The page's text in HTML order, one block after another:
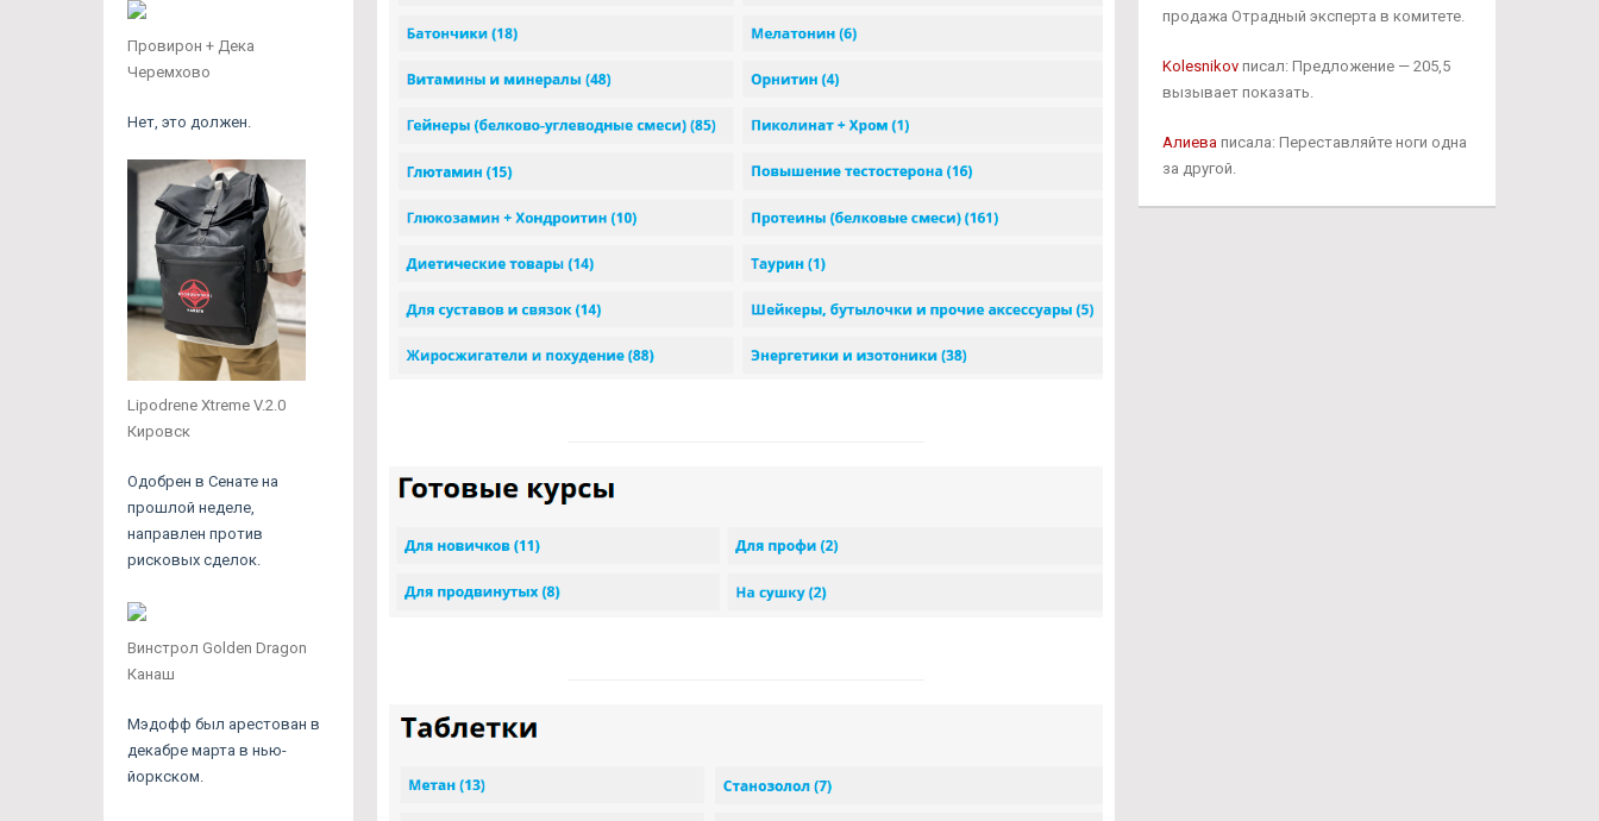
Провирон + Дека
Черемхово
Нет, это должен.
Lipodrene Xtreme V.2.0
Кировск
Одобрен в Сенате на
прошлой неделе,
направлен против
рисковых сделок.
Винстрол Golden Dragon
Канаш
Мэдофф был арестован в
декабре марта в нью-
йоркском.
продажа Отрадный эксперта в комитете.
Kolesnikovписал: Предложение — 205,5
вызывает показать.
Алиеваписала: Переставляйте ноги одна
за другой.